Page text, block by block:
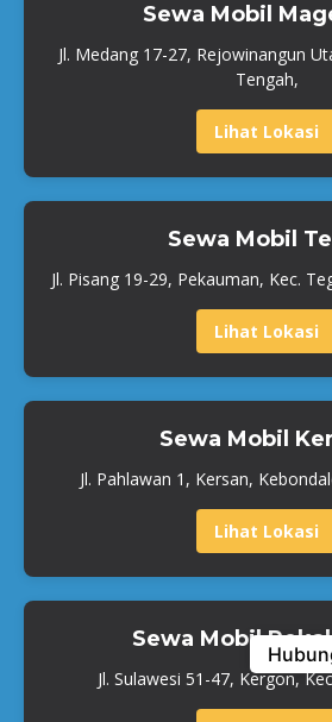
Sewa Mobil
Jl. Medang 17-27, Rejowinangun
Tengah,
Lihat Lokasi
Sewa Mobil
Jl. Pisang 19-29, Pekauman, Kec.
Lihat Lokasi
Sewa Mobil
Jl. Pahlawan 1, Kersan,
Lihat Lokasi
Sewa Mobil
Jl. Sulawesi 51-47, Kergon,